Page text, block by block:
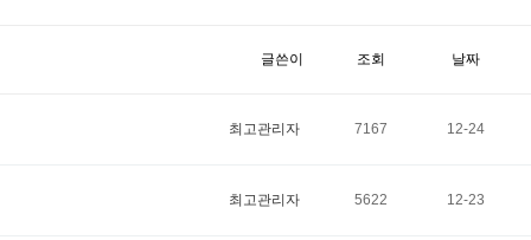
글쓴이 조회 날짜
최고관리자 7167 12-24
최고관리자 5622 12-23